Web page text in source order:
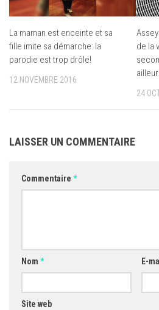
La maman est enceinte et sa
fille imite sa démarche: la
parodie est trop drôle!
12 NOVEMBRE 2016
de la
24
LAISSER UN COMMENTAIRE
Commentaire *
Nom * E-
Site web